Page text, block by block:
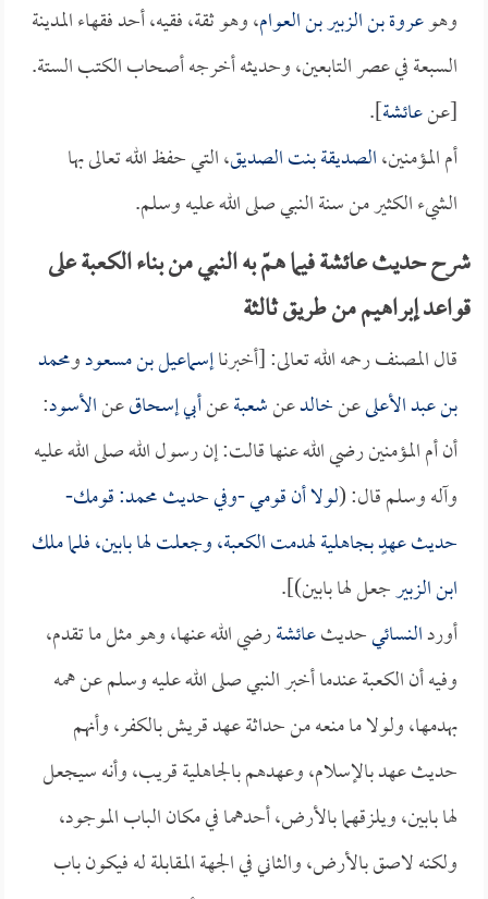
وهوعروة بن الزبير بن العوام، وهو ثقة، فقيه، أحد فقهاء المدينة
السبعة في عصر التابعين، وحديثه أخرجه أصحاب الكتب الستة.
[عنعائشة].
أم المؤمنين،الصديقة بنت الصديق، التي حفظ الله تعالى بها
الشيء الكثير من سنة النبي صلى الله عليه وسلم.
شرح حديث عائشة فيما همّ به النبي من بناء الكعبة على
قواعد إبراهيم من طريق ثالثة
قال المصنف رحمه الله تعالى: [أخبرناإسماعيل بن مسعودومحمد
بن عبد الأعلىعنخالدعنشعبةعنأبي إسحاقعنالأسود:
أن أم المؤمنين رضي الله عنها قالت: إن رسول الله صلى الله عليه
وآله وسلم قال: (لولا أن قومي -وفي حديثمحمد: قومك-
حديث عهدٍ بجاهلية لهدمت الكعبة، وجعلت لها بابين، فلما ملك
ابن الزبيرجعل لها بابين)].
أوردالنسائيحديثعائشةرضي الله عنها، وهو مثل ما تقدم،
وفيه أن الكعبة عندما أخبر النبي صلى الله عليه وسلم عن همه
بهدمها، ولولا ما منعه من حداثة عهد قريش بالكفر، وأنهم
حديث عهد بالإسلام، وعهدهم بالجاهلية قريب، وأنه سيجعل
لها بابين، ويلزقهما بالأرض، أحدهما في مكان الباب الموجود،
ولكنه لاصق بالأرض، والثاني في الجهة المقابلة له فيكون باب